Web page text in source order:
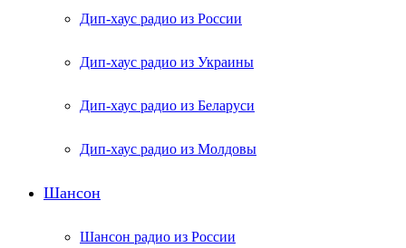
Дип-хаус радио из России
Дип-хаус радио из Украины
Дип-хаус радио из Беларуси
Дип-хаус радио из Молдовы
Шансон
Шансон радио из России